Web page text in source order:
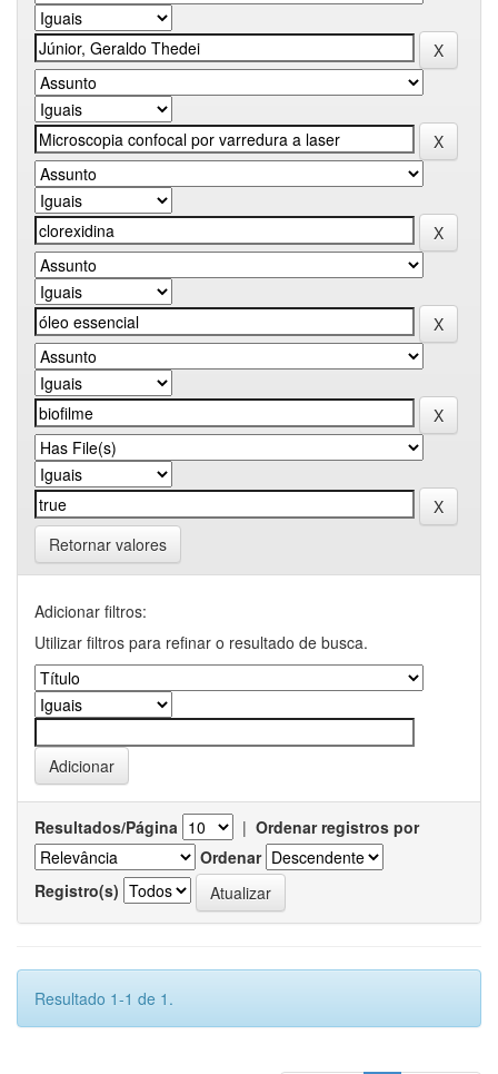
Retornar valores
Adicionar filtros:
Utilizar filtros para refinar o resultado de busca.
Resultados/Página | Ordenar registros por
Ordenar
Registro(s)
Resultado 1-1 de 1.